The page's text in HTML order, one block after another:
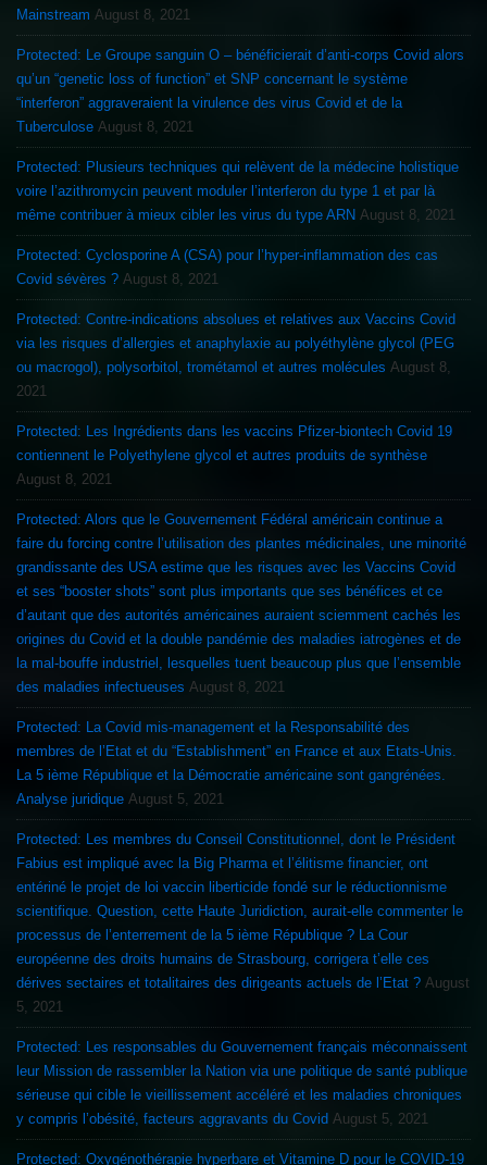
Mainstream August 8, 2021
Protected: Le Groupe sanguin O – bénéficierait d’anti-corps Covid alors
qu’un “genetic loss of function” et SNP concernant le système
“interferon” aggraveraient la virulence des virus Covid et de la
Tuberculose August 8, 2021
Protected: Plusieurs techniques qui relèvent de la médecine holistique
voire l’azithromycin peuvent moduler l’interferon du type 1 et par là
même contribuer à mieux cibler les virus du type ARN August 8, 2021
Protected: Cyclosporine A (CSA) pour l’hyper-inflammation des cas
Covid sévères ? August 8, 2021
Protected: Contre-indications absolues et relatives aux Vaccins Covid
via les risques d’allergies et anaphylaxie au polyéthylène glycol (PEG
ou macrogol), polysorbitol, trométamol et autres molécules August 8,
2021
Protected: Les Ingrédients dans les vaccins Pfizer-biontech Covid 19
contiennent le Polyethylene glycol et autres produits de synthèse
August 8, 2021
Protected: Alors que le Gouvernement Fédéral américain continue a
faire du forcing contre l’utilisation des plantes médicinales, une minorité
grandissante des USA estime que les risques avec les Vaccins Covid
et ses “booster shots” sont plus importants que ses bénéfices et ce
d’autant que des autorités américaines auraient sciemment cachés les
origines du Covid et la double pandémie des maladies iatrogènes et de
la mal-bouffe industriel, lesquelles tuent beaucoup plus que l’ensemble
des maladies infectueuses August 8, 2021
Protected: La Covid mis-management et la Responsabilité des
membres de l’Etat et du “Establishment” en France et aux Etats-Unis.
La 5 ième République et la Démocratie américaine sont gangrénées.
Analyse juridique August 5, 2021
Protected: Les membres du Conseil Constitutionnel, dont le Président
Fabius est impliqué avec la Big Pharma et l’élitisme financier, ont
entériné le projet de loi vaccin liberticide fondé sur le réductionnisme
scientifique. Question, cette Haute Juridiction, aurait-elle commenter le
processus de l’enterrement de la 5 ième République ? La Cour
européenne des droits humains de Strasbourg, corrigera t’elle ces
dérives sectaires et totalitaires des dirigeants actuels de l’Etat ? August
5, 2021
Protected: Les responsables du Gouvernement français méconnaissent
leur Mission de rassembler la Nation via une politique de santé publique
sérieuse qui cible le vieillissement accéléré et les maladies chroniques
y compris l’obésité, facteurs aggravants du Covid August 5, 2021
Protected: Oxygénothérapie hyperbare et Vitamine D pour le COVID-19